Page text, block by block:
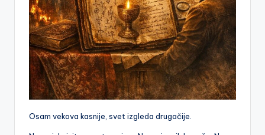
Osam vekova kasnije, svet izgleda drugačije.